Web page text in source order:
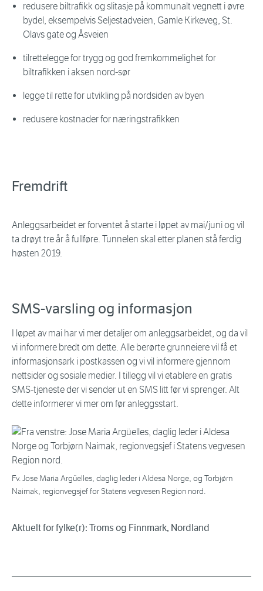
redusere biltrafikk og slitasje på kommunalt vegnett i øvre
bydel, eksempelvis Seljestadveien, Gamle Kirkeveg, St.
Olavs gate og Åsveien
tilrettelegge for trygg og god fremkommelighet for
biltrafikken i aksen nord-sør
legge til rette for utvikling på nordsiden av byen
redusere kostnader for næringstrafikken
Fremdrift
Anleggsarbeidet er forventet å starte i løpet av mai/juni og vil
ta drøyt tre år å fullføre. Tunnelen skal etter planen stå ferdig
høsten 2019.
SMS-varsling og informasjon
I løpet av mai har vi mer detaljer om anleggsarbeidet, og da vil
vi informere bredt om dette. Alle berørte grunneiere vil få et
informasjonsark i postkassen og vi vil informere gjennom
nettsider og sosiale medier. I tillegg vil vi etablere en gratis
SMS-tjeneste der vi sender ut en SMS litt før vi sprenger. Alt
dette informerer vi mer om før anleggsstart.
Fv. Jose Maria Argüelles, daglig leder i Aldesa Norge, og Torbjørn
Naimak, regionvegsjef for Statens vegvesen Region nord.
Aktuelt for fylke(r): Troms og Finnmark, Nordland